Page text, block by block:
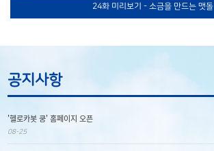
24화 미리보기 - 소금을 만드는 맷돌
공지사항
'헬로카봇 쿵' 홈페이지 오픈
08-25